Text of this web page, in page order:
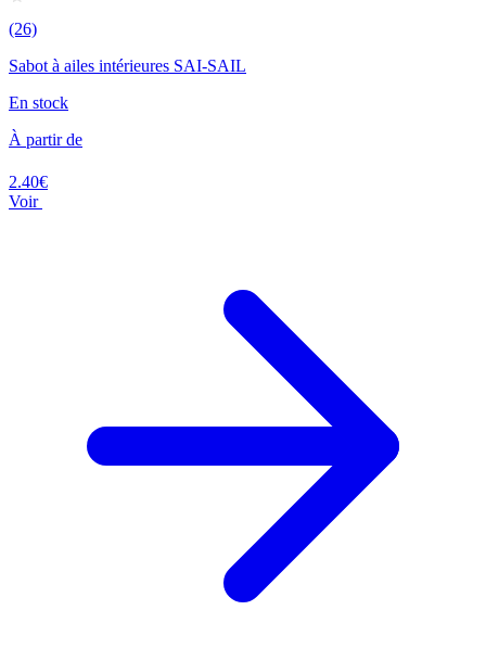
(26)
Sabot à ailes intérieures SAI-SAIL
En stock
À partir de
2.40€
Voir